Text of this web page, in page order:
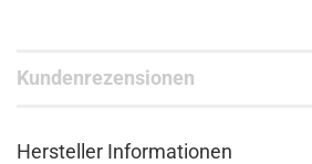
Kundenrezensionen
Hersteller Informationen